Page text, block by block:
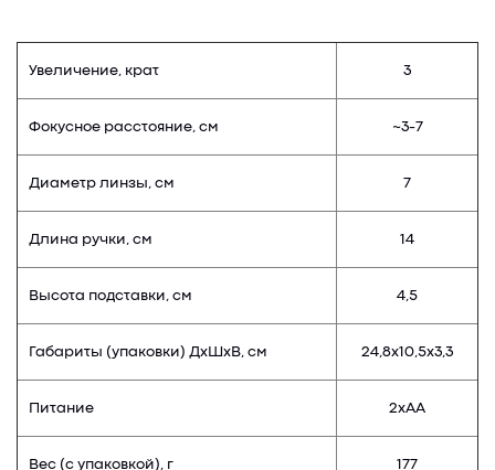
Увеличение, крат 3
Фокусное расстояние, см ~3-7
Диаметр линзы, см 7
Длина ручки, см 14
Высота подставки, см 4,5
Габариты (упаковки) ДхШхВ, см 24,8х10,5х3,3
Питание 2хАА
Вес (с упаковкой), г 177